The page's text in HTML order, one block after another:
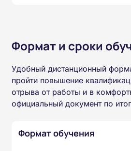
Формат и сроки
Удобный дистанционный
пройти повышение
отрыва от работы и в
официальный документ по
Формат обучения